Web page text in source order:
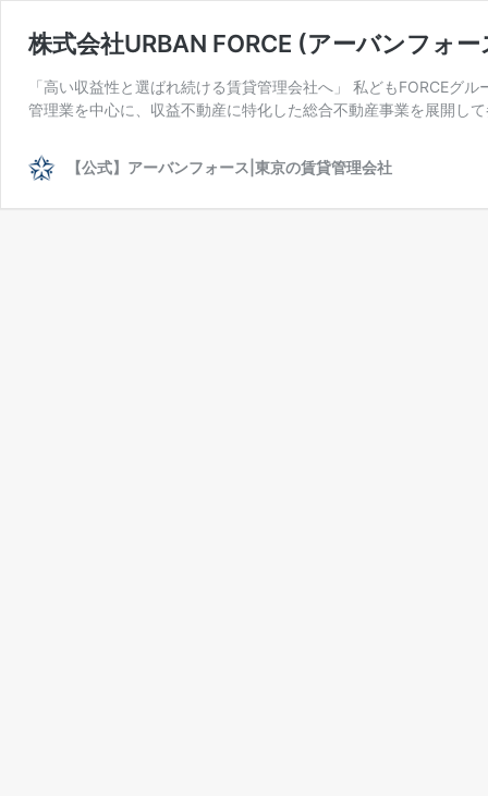
株式会社URBAN FORCE (アーバンフォ
「高い収益性と選ばれ続ける賃貸管理会社へ」 私どもFORCEグ
管理業を中心に、収益不動産に特化した総合不動産事業を展開し
【公式】アーバンフォース|東京の賃貸管理会社